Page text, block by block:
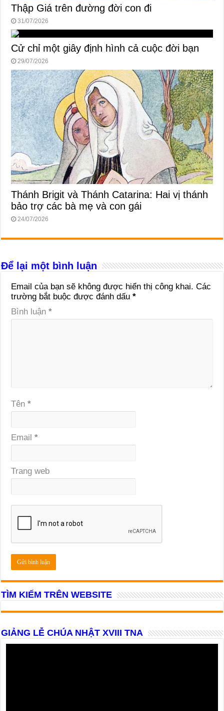
Thập Giá trên đường đời con đi
31/07/2026
Cử chỉ một giây định hình cả cuộc đời bạn
29/07/2026
Thánh Brigit và Thánh Catarina: Hai vị thánh
bảo trợ các bà mẹ và con gái
24/07/2026
Để lại một bình luận
Email của bạn sẽ không được hiển thị công khai. Các
trường bắt buộc được đánh dấu*
Bình luận*
Tên*
Email*
Trang web
TÌM KIẾM TRÊN WEBSITE
GIẢNG LỄ CHÚA NHẬT XVIII TNA